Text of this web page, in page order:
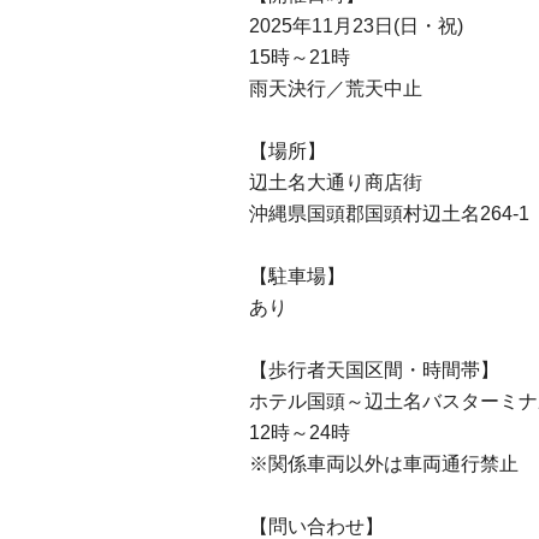
2025年11月23日(日・祝)
15時～21時
雨天決行／荒天中止
【場所】
辺土名大通り商店街
沖縄県国頭郡国頭村辺土名264-1
【駐車場】
あり
【歩行者天国区間・時間帯】
ホテル国頭～辺土名バスターミ
12時～24時
※関係車両以外は車両通行禁止
【問い合わせ】